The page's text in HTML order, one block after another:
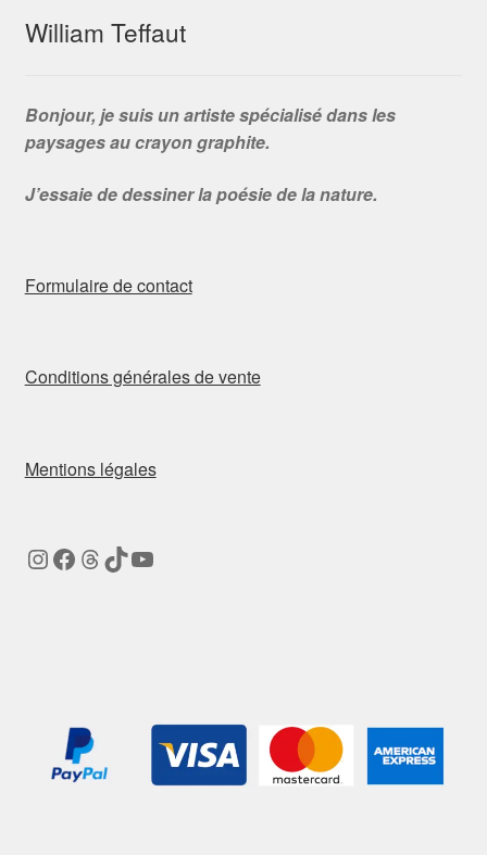
William Teffaut
Bonjour, je suis un artiste spécialisé dans les
paysages au crayon graphite.
J’essaie de dessiner la poésie de la nature.
Formulaire de contact
Conditions générales de vente
Mentions légales
Instagram
Facebook
Threads
TikTok
YouTube